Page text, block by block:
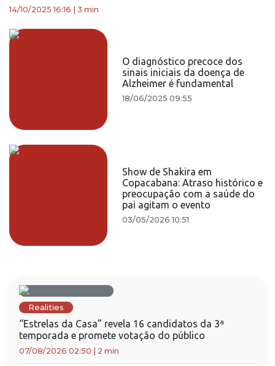
14/10/2025 16:16 3 min
O diagnóstico precoce dos
sinais iniciais da doença de
Alzheimer é fundamental
18/06/2025 09:55
Show de Shakira em
Copacabana: Atraso histórico e
preocupação com a saúde do
pai agitam o evento
03/05/2026 10:51
Realities
“Estrelas da Casa” revela 16 candidatos da 3ª
temporada e promete votação do público
07/08/2026 02:50 2 min